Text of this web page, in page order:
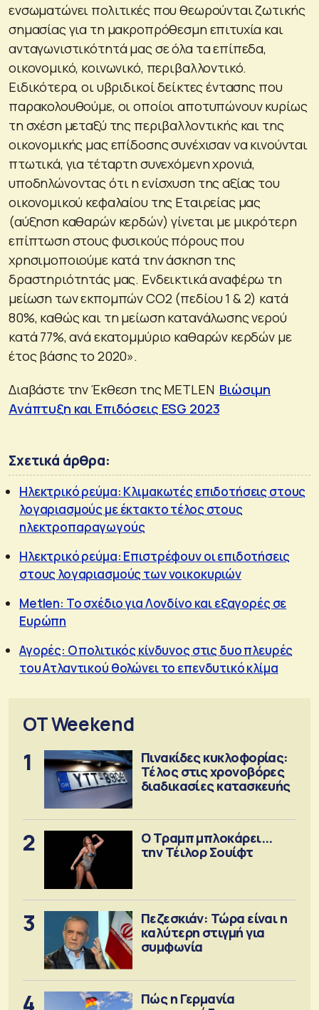
ενσωματώνει πολιτικές που θεωρούνται ζωτικής
σημασίας για τη μακροπρόθεσμη επιτυχία και
ανταγωνιστικότητά μας σε όλα τα επίπεδα,
οικονομικό, κοινωνικό, περιβαλλοντικό.
Ειδικότερα, οι υβριδικοί δείκτες έντασης που
παρακολουθούμε, οι οποίοι αποτυπώνουν κυρίως
τη σχέση μεταξύ της περιβαλλοντικής και της
οικονομικής μας επίδοσης συνέχισαν να κινούνται
πτωτικά, για τέταρτη συνεχόμενη χρονιά,
υποδηλώνοντας ότι η ενίσχυση της αξίας του
οικονομικού κεφαλαίου της Εταιρείας μας
(αύξηση καθαρών κερδών) γίνεται με μικρότερη
επίπτωση στους φυσικούς πόρους που
χρησιμοποιούμε κατά την άσκηση της
δραστηριότητάς μας. Ενδεικτικά αναφέρω τη
μείωση των εκπομπών CO2 (πεδίου 1 & 2) κατά
80%, καθώς και τη μείωση κατανάλωσης νερού
κατά 77%, ανά εκατομμύριο καθαρών κερδών με
έτος βάσης το 2020».
Διαβάστε την Έκθεση της METLEN Βιώσιμη
Ανάπτυξη και Επιδόσεις ESG 2023
Σχετικά άρθρα:
Ηλεκτρικό ρεύμα: Κλιμακωτές επιδοτήσεις στους
λογαριασμούς με έκτακτο τέλος στους
ηλεκτροπαραγωγούς
Ηλεκτρικό ρεύμα: Επιστρέφουν οι επιδοτήσεις
στους λογαριασμούς των νοικοκυριών
Metlen: Το σχέδιο για Λονδίνο και εξαγορές σε
Ευρώπη
Αγορές: Ο πολιτικός κίνδυνος στις δυο πλευρές
του Ατλαντικού θολώνει το επενδυτικό κλίμα
OT Weekend
1
Πινακίδες κυκλοφορίας:
Τέλος στις χρονοβόρες
διαδικασίες κατασκευής
2
Ο Τραμπ μπλοκάρει...
την Τέιλορ Σουίφτ
3
Πεζεσκιάν: Τώρα είναι η
καλύτερη στιγμή για
συμφωνία
4
Πώς η Γερμανία